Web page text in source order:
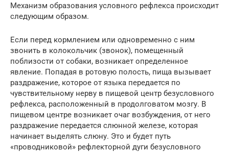
Механизм образования условного рефлекса происходит
следующим образом.
Если перед кормлением или одновременно с ним
звонить в колокольчик (звонок), помещенный
поблизости от собаки, возникает определенное
явление. Попадая в ротовую полость, пища вызывает
раздражение, которое от языка передается по
чувствительному нерву в пищевой центр безусловного
рефлекса, расположенный в продолговатом мозгу. В
пищевом центре возникает очаг возбуждения, от него
раздражение передается слюнной железе, которая
начинает выделять слюну. Это и будет путь
«проводниковой» рефлекторной дуги безусловного